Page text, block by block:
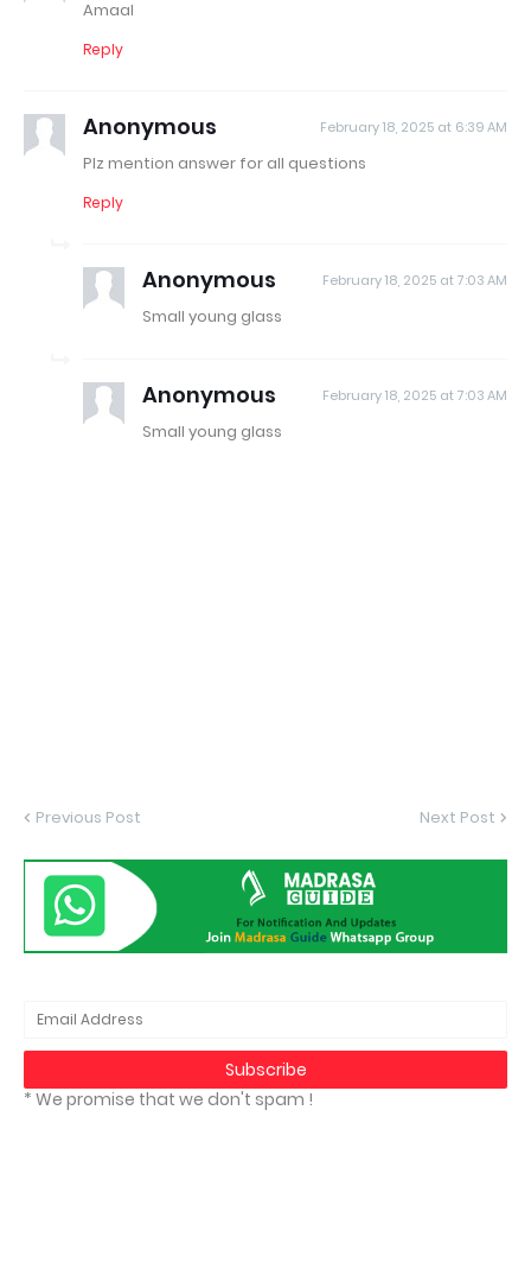
Amaal
Reply
Anonymous February 18, 2025 at 6:39 AM
Plz mention answer for all questions
Reply
Anonymous February 18, 2025 at 7:03 AM
Small young glass
Anonymous February 18, 2025 at 7:03 AM
Small young glass
Previous Post Next Post
* We promise that we don't spam !